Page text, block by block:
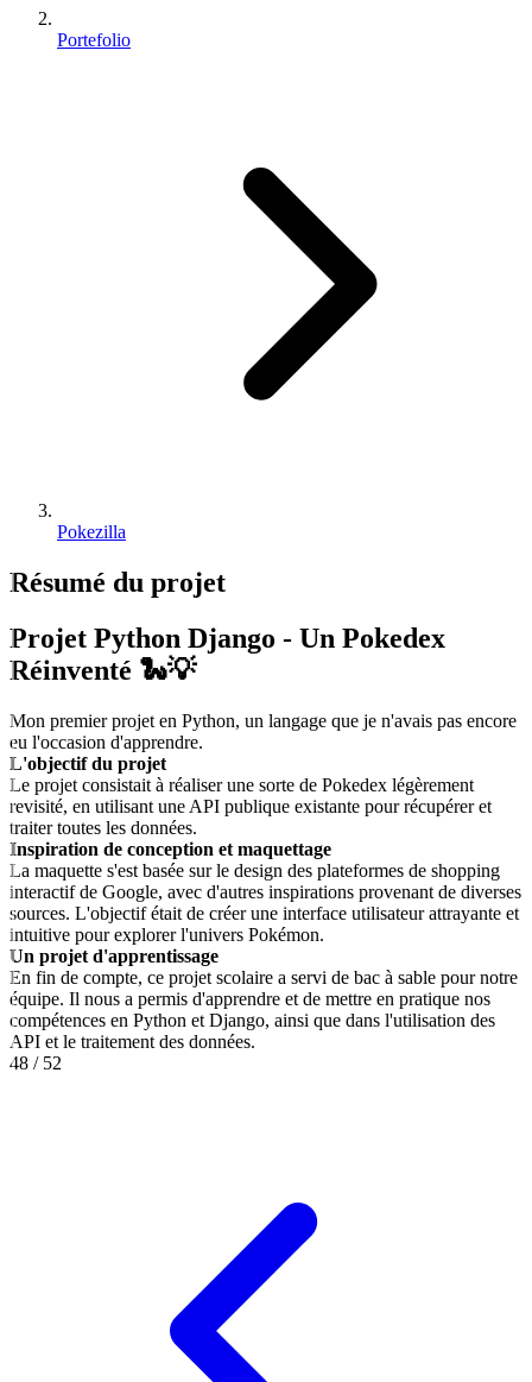
Portefolio
Pokezilla
Résumé du projet
Projet Python Django - Un Pokedex
Réinventé 🐍💡
Mon premier projet en Python, un langage que je n'avais pas encore
eu l'occasion d'apprendre.
L'objectif du projet
Le projet consistait à réaliser une sorte de Pokedex légèrement
revisité, en utilisant une API publique existante pour récupérer et
traiter toutes les données.
Inspiration de conception et maquettage
La maquette s'est basée sur le design des plateformes de shopping
interactif de Google, avec d'autres inspirations provenant de diverses
sources. L'objectif était de créer une interface utilisateur attrayante et
intuitive pour explorer l'univers Pokémon.
Un projet d'apprentissage
En fin de compte, ce projet scolaire a servi de bac à sable pour notre
équipe. Il nous a permis d'apprendre et de mettre en pratique nos
compétences en Python et Django, ainsi que dans l'utilisation des
API et le traitement des données.
48 / 52